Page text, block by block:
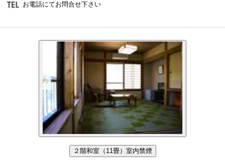
共有トイレは、温水洗浄便座付きトイレです。
お電話にてお問合せ下さい
２階和室（11畳）室内禁煙